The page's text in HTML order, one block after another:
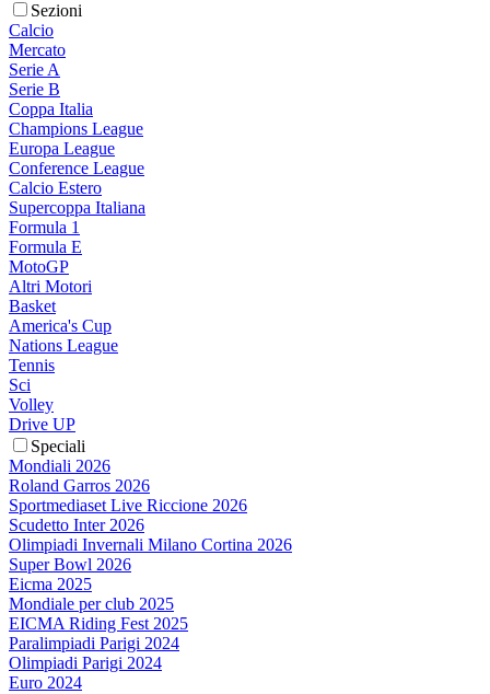
Sezioni
Calcio
Mercato
Serie A
Serie B
Coppa Italia
Champions League
Europa League
Conference League
Calcio Estero
Supercoppa Italiana
Formula 1
Formula E
MotoGP
Altri Motori
Basket
America's Cup
Nations League
Tennis
Sci
Volley
Drive UP
Speciali
Mondiali 2026
Roland Garros 2026
Sportmediaset Live Riccione 2026
Scudetto Inter 2026
Olimpiadi Invernali Milano Cortina 2026
Super Bowl 2026
Eicma 2025
Mondiale per club 2025
EICMA Riding Fest 2025
Paralimpiadi Parigi 2024
Olimpiadi Parigi 2024
Euro 2024